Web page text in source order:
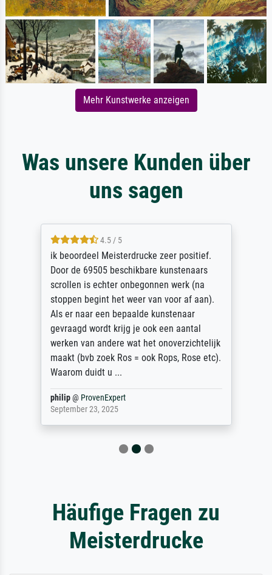
Mehr Kunstwerke anzeigen
Was unsere Kunden über
uns sagen
4.5 / 5
ik beoordeel Meisterdrucke zeer positief.
Door de 69505 beschikbare kunstenaars
scrollen is echter onbegonnen werk (na
stoppen begint het weer van voor af aan).
Als er naar een bepaalde kunstenaar
gevraagd wordt krijg je ook een aantal
werken van andere wat het onoverzichtelijk
maakt (bvb zoek Ros = ook Rops, Rose etc).
Waarom duidt u ...
philip@ ProvenExpert
September 23, 2025
Häufige Fragen zu
Meisterdrucke